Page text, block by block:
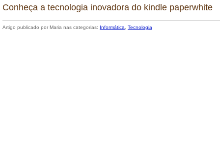
Conheça a tecnologia inovadora do kindle paperwhite
Artigo publicado por Maria nas categorias: Informática Tecnologia